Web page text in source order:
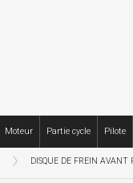
Moteur Partie cycle Pilote
DISQUE DE FREIN AVANT